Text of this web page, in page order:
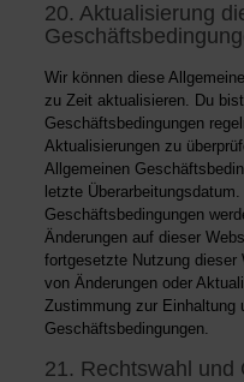
20. Aktualisierung
Wir können diese
zu Zeit aktualisieren. Du
Geschäftsbedingungen
Aktualisierungen zu
Allgemeinen
letzte
Geschäftsbedingungen
Änderungen auf dieser
fortgesetzte Nutzung dieser
von Änderungen oder
Zustimmung zur Einhaltung
Geschäftsbedingungen.
21. Rechtswahl und